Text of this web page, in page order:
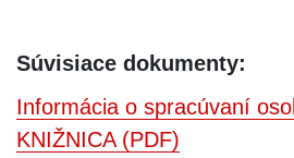
Súvisiace dokumenty:
Informácia o spracúvaní
KNIŽNICA (PDF)